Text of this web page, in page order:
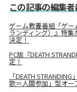
この記事の編集
ゲーム教養番組「ゲー
ランディング）』特
決定！
PC版『DEATH
定！
「DEATH
歌＝人間参加」型オ